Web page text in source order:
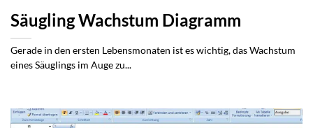
Säugling Wachstum Diagramm
Gerade in den ersten Lebensmonaten ist es wichtig, das Wachstum
eines Säuglings im Auge zu...